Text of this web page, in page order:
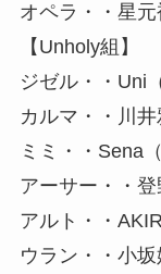
オペラ・・星元
【Unholy組】
ジゼル・・Uni
カルマ・・川井
ミミ・・Sena
アーサー・・
アルト・・
ウラン・・小坂